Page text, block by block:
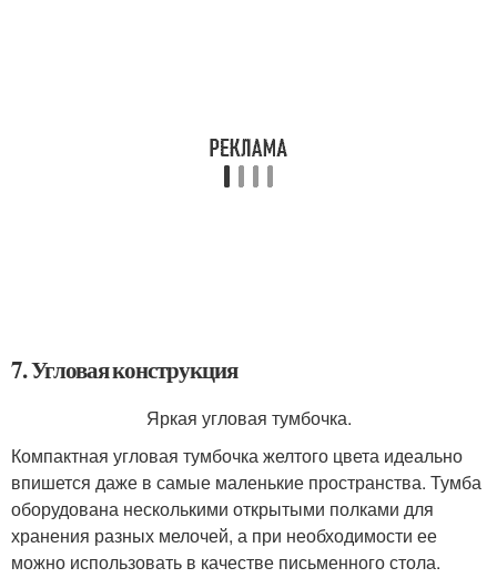
7. Угловая конструкция
Яркая угловая тумбочка.
Компактная угловая тумбочка желтого цвета идеально
впишется даже в самые маленькие пространства. Тумба
оборудована несколькими открытыми полками для
хранения разных мелочей, а при необходимости ее
можно использовать в качестве письменного стола.